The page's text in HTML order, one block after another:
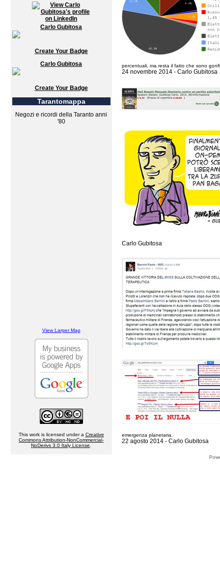
Carlo Gubitosa
Create Your Badge
Carlo Gubitosa
Create Your Badge
Tarantomappa
Negozi e ricordi della Taranto anni
'80
View Larger Map
This work is licensed under a Creative
Commons Attribution-NonCommercial-
NoDerivs 3.0 Italy License
percentuali, ma resta il fatto che sono
24 novembre 2014 - Carlo Gubitosa
Carlo Gubitosa
emergenza planetaria.
22 agosto 2014 - Carlo Gubitosa